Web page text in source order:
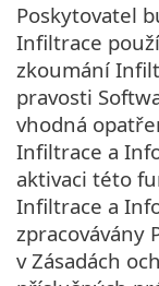
Poskytovatel
Infiltrace
zkoumání
pravosti
vhodná
Infiltrace a
aktivaci této
Infiltrace a
zpracovávány
v Zásadách